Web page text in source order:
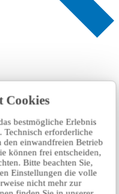
Cookies
bestmögliche Erlebnis
Technisch erforderliche
den einwandfreien Betrieb
können frei entscheiden,
Bitte beachten Sie,
Einstellungen die volle
nicht mehr zur